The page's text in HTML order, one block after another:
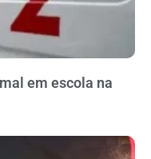
em escola na